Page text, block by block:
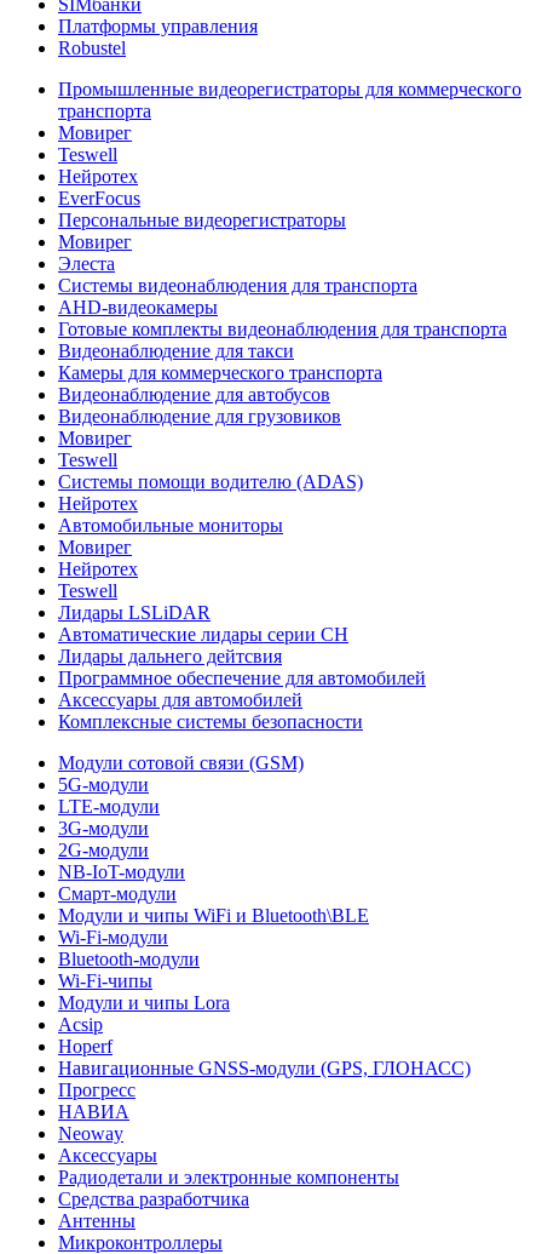
SIMбанки
Платформы управления
Robustel
Промышленные видеорегистраторы для коммерческого
транспорта
Мовирег
Teswell
Нейротех
EverFocus
Персональные видеорегистраторы
Мовирег
Элеста
Системы видеонаблюдения для транспорта
AHD-видеокамеры
Готовые комплекты видеонаблюдения для транспорта
Видеонаблюдение для такси
Камеры для коммерческого транспорта
Видеонаблюдение для автобусов
Видеонаблюдение для грузовиков
Мовирег
Teswell
Системы помощи водителю (ADAS)
Нейротех
Автомобильные мониторы
Мовирег
Нейротех
Teswell
Лидары LSLiDAR
Автоматические лидары серии CH
Лидары дальнего дейтсвия
Программное обеспечение для автомобилей
Аксессуары для автомобилей
Комплексные системы безопасности
Модули сотовой связи (GSM)
5G-модули
LTE-модули
3G-модули
2G-модули
NB-IoT-модули
Смарт-модули
Модули и чипы WiFi и Bluetooth\BLE
Wi-Fi-модули
Bluetooth-модули
Wi-Fi-чипы
Модули и чипы Lora
Acsip
Hoperf
Навигационные GNSS-модули (GPS, ГЛОНАСС)
Прогресс
НАВИА
Neoway
Аксессуары
Радиодетали и электронные компоненты
Средства разработчика
Антенны
Микроконтроллеры